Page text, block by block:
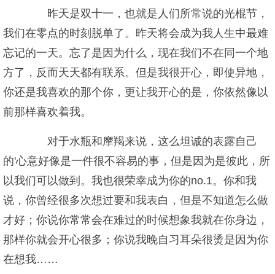
昨天是双十一，也就是人们所常说的光棍节，
我们在零点的时刻脱单了。昨天将会成为我人生中最难
忘记的一天。忘了是因为什么，现在我们不在同一个地
方了，反而天天都有联系。但是我很开心，即使异地，
你还是我喜欢的那个你，更让我开心的是，你依然像以
前那样喜欢着我。
对于水瓶和摩羯来说，这么坦诚的表露自己
的'心意好像是一件很不容易的事，但是因为是彼此，所
以我们可以做到。我也很荣幸成为你的no.1。你和我
说，你曾经很多次想过要和我表白，但是不知道怎么做
才好；你说你常常会在难过的时候想象我就在你身边，
那样你就会开心很多；你说我晚自习耳朵很烫是因为你
在想我……